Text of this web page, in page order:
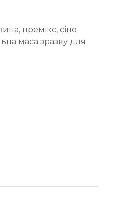
премікс, сіно
маса зразку для